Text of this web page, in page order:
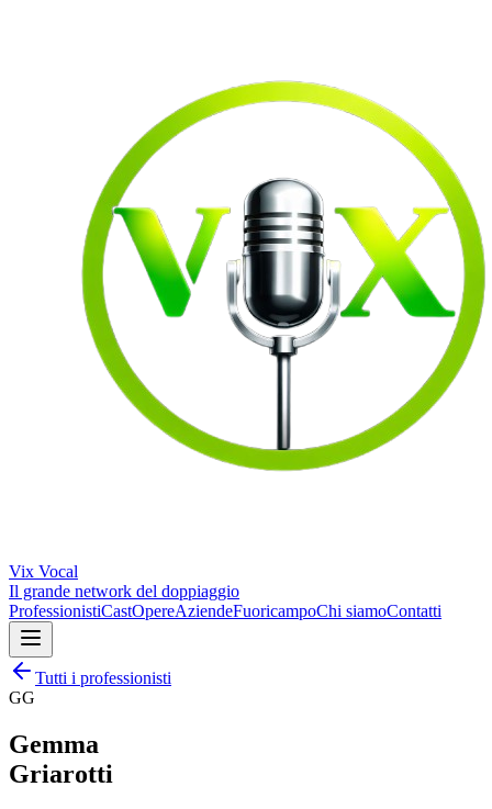
Vix Vocal
Il grande network del doppiaggio
ProfessionistiCastOpereAziendeFuoricampoChi siamoContatti
Tutti i professionisti
GG
Gemma
Griarotti